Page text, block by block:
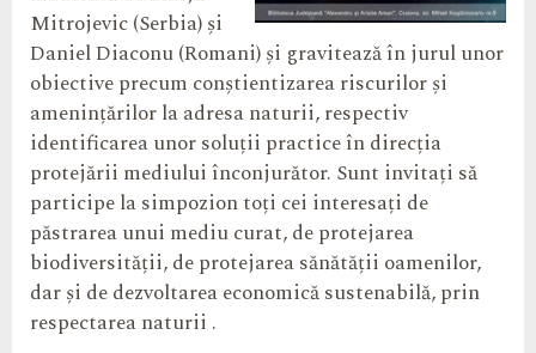
Mitrojevic (Serbia) și
Daniel Diaconu (Romani) și gravitează în jurul unor
obiective precum conștientizarea riscurilor și
amenințărilor la adresa naturii, respectiv
identificarea unor soluții practice în direcția
protejării mediului înconjurător. Sunt invitați să
participe la simpozion toți cei interesați de
păstrarea unui mediu curat, de protejarea
biodiversității, de protejarea sănătății oamenilor,
dar și de dezvoltarea economică sustenabilă, prin
respectarea naturii .